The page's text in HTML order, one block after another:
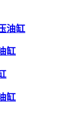
油缸
缸
缸